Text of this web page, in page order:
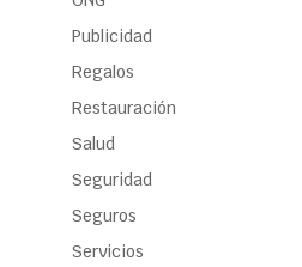
Publicidad
Regalos
Restauración
Salud
Seguridad
Seguros
Servicios